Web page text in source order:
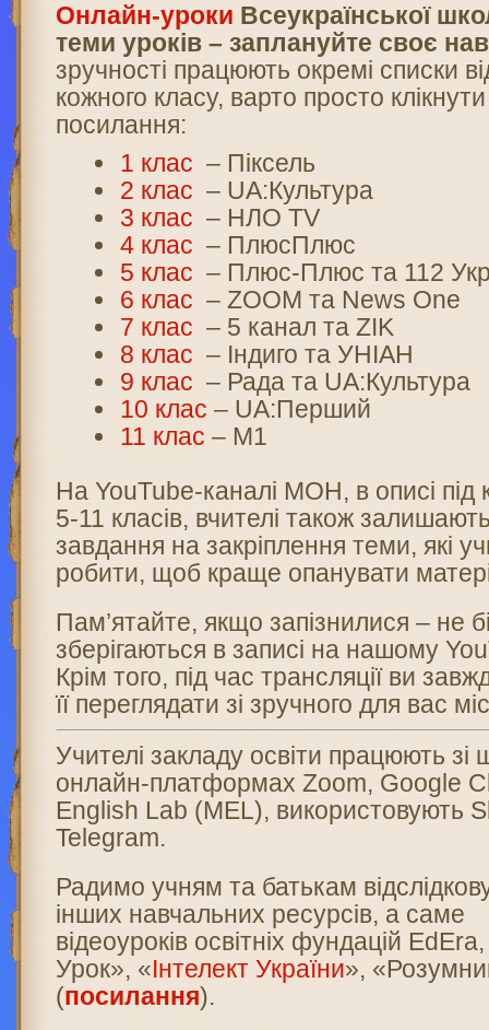
Онлайн-уроки Всеукраїнської
теми уроків – заплануйте своє
зручності працюють окремі списки
кожного класу, варто просто
посилання:
1 клас – Піксель
2 клас– UA:Культура
3 клас – НЛО TV
4 клас – ПлюсПлюс
5 клас– Плюс-Плюс та 112
6 клас – ZOOM та News One
7 клас – 5 канал та ZIK
8 клас – Індиго та УНІАН
9 клас – Рада та UA:Культура
10 клас – UA:Перший
11 клас – М1
На YouTube-каналі МОН, в описі під
5-11 класів, вчителі також
завдання на закріплення теми, які
робити, щоб краще опанувати
Пам’ятайте, якщо запізнилися – не
зберігаються в записі на нашому
Крім того, під час трансляції ви
її переглядати зі зручного для вас
Учителі закладу освіти працюють
онлайн-платформах Zoom, Google
English Lab (MEL), використовують
Telegram.
Радимо учням та батькам
інших навчальних ресурсів, а саме
відеоуроків освітніх фундацій
Урок», «Інтелект України»,
(посилання).